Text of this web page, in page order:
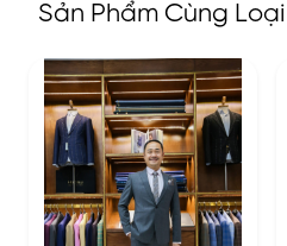
Sản Phẩm Cùng Loại